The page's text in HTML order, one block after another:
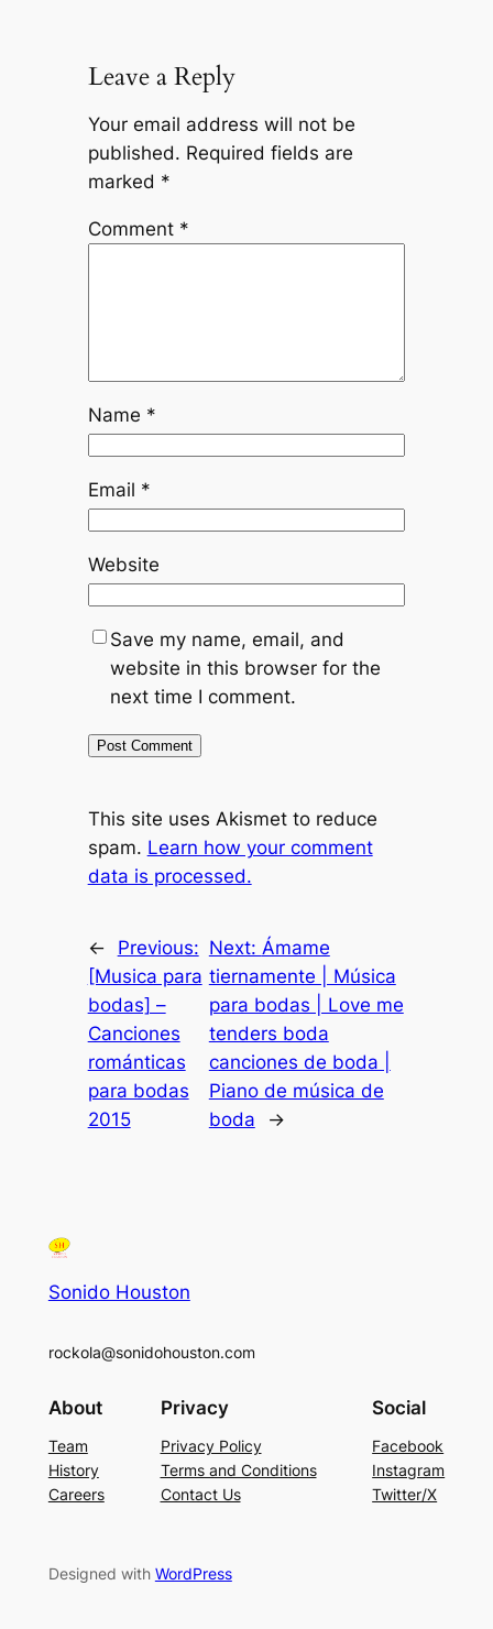
Leave a Reply
Your email address will not be
published. Required fields are
marked *
Comment *
Name *
Email *
Website
Save my name, email, and
website in this browser for the
next time I comment.
This site uses Akismet to reduce
spam. Learn how your comment
data is processed.
←
Previous:
[Musica para
bodas] –
Canciones
románticas
para bodas
2015
Next: Ámame
tiernamente | Música
para bodas | Love me
tenders boda
canciones de boda |
Piano de música de
boda
→
Sonido Houston
rockola@sonidohouston.com
About
Team
History
Careers
Privacy
Privacy Policy
Terms and Conditions
Contact Us
Social
Facebook
Instagram
Twitter/X
Designed with WordPress